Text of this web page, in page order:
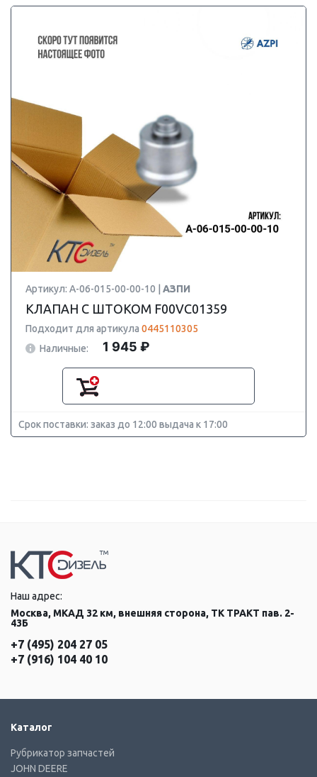
Артикул: А-06-015-00-00-10 | АЗПИ
КЛАПАН С ШТОКОМ F00VC01359
Подходит для артикула 0445110305
Наличные:
1 945 ₽
Срок поставки: заказ до 12:00 выдача к 17:00
Наш адрес:
Москва, МКАД 32 км, внешняя сторона, ТК ТРАКТ пав. 2-
43Б
+7 (495) 204 27 05
+7 (916) 104 40 10
Каталог
Рубрикатор запчастей
JOHN DEERE